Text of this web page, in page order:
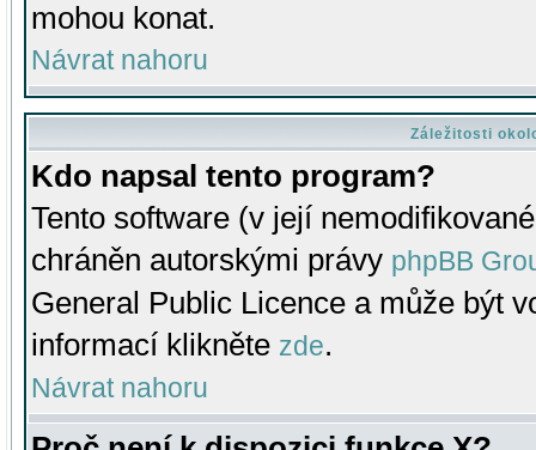
mohou konat.
Návrat nahoru
Záležitosti
Kdo napsal tento program?
Tento software (v její
chráněn autorskými právy phpBB
General Public Licence a může být
informací klikněte zde.
Návrat nahoru